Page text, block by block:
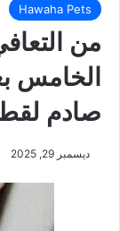
Hawaha Pets
من
الخامس
صادم
ديسمبر 29, 2025